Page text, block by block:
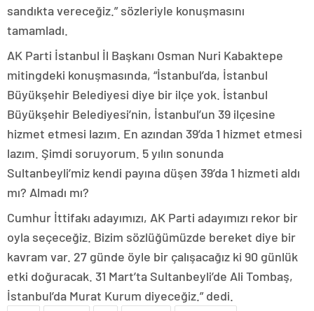
sandıkta vereceğiz.” sözleriyle konuşmasını
tamamladı.
AK Parti İstanbul İl Başkanı Osman Nuri Kabaktepe
mitingdeki konuşmasında, “İstanbul’da, İstanbul
Büyükşehir Belediyesi diye bir ilçe yok. İstanbul
Büyükşehir Belediyesi’nin, İstanbul’un 39 ilçesine
hizmet etmesi lazım. En azından 39’da 1 hizmet etmesi
lazım. Şimdi soruyorum. 5 yılın sonunda
Sultanbeyli’miz kendi payına düşen 39’da 1 hizmeti aldı
mı? Almadı mı?
Cumhur İttifakı adayımızı, AK Parti adayımızı rekor bir
oyla seçeceğiz. Bizim sözlüğümüzde bereket diye bir
kavram var. 27 günde öyle bir çalışacağız ki 90 günlük
etki doğuracak. 31 Mart’ta Sultanbeyli’de Ali Tombaş,
İstanbul’da Murat Kurum diyeceğiz.” dedi.